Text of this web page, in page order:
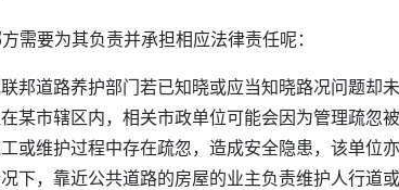
要为其负责并承担相应法律责任呢：
邦道路养护部门若已知晓或应当知晓路况问题却
某市辖区内，相关市政单位可能会因为管理疏忽被
或维护过程中存在疏忽，造成安全隐患，该单位
下，靠近公共道路的房屋的业主负责维护人行道